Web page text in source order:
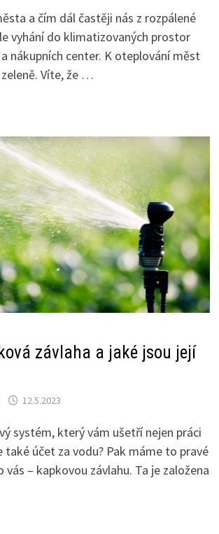
a čím dál častěji nás z rozpálené
vyhání do klimatizovaných prostor
nákupních center. K oteplování měst
Víte, že …
závlaha a jaké jsou její
12.5.2023
systém, který vám ušetří nejen práci
také účet za vodu? Pak máme to pravé
vás – kapkovou závlahu. Ta je založena